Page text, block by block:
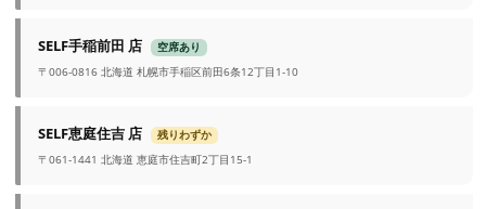
SELF手稲前田 店
空席あり
〒006-0816 北海道 札幌市手稲区前田6条12丁目1-10
SELF恵庭住吉 店
残りわずか
〒061-1441 北海道 恵庭市住吉町2丁目15-1